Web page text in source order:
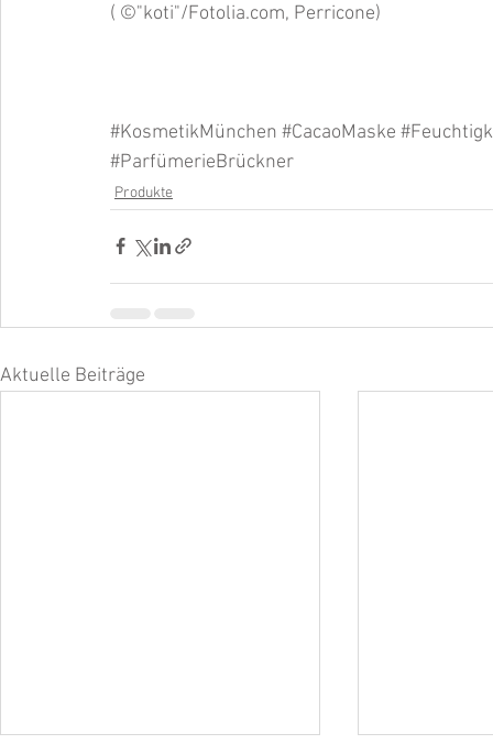
( ©"koti"/Fotolia.com, Perricone)
#KosmetikMünchen #CacaoMaske
#ParfümerieBrückner
Produkte
Aktuelle Beiträge